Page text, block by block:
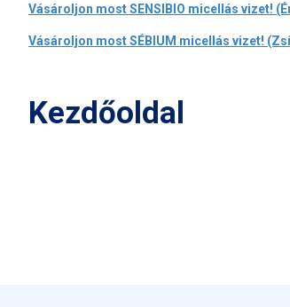
Vásároljon most SENSIBIO micellás vizet!
Vásároljon most SÉBIUM micellás vizet!
Kezdőoldal